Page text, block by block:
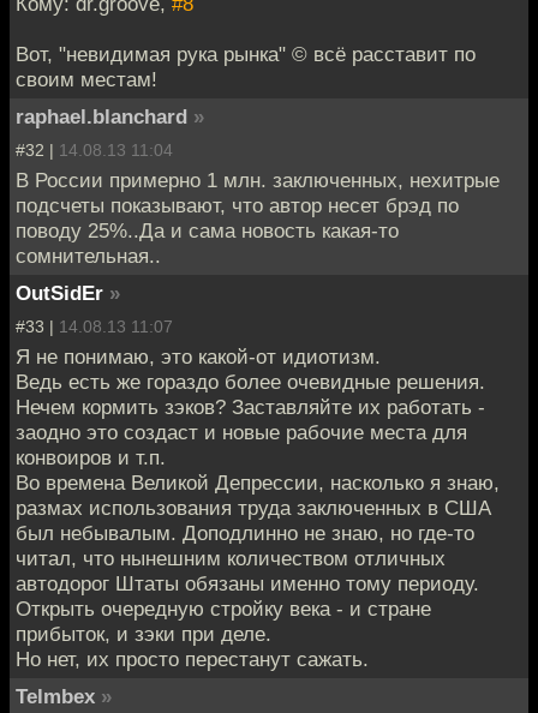
Вот, "невидимая рука рынка" © всё расставит по
своим местам!
raphael.blanchard »
#32 | 14.08.13 11:04
В России примерно 1 млн. заключенных, нехитрые
подсчеты показывают, что автор несет брэд по
поводу 25%..Да и сама новость какая-то
сомнительная..
OutSidEr »
#33 | 14.08.13 11:07
Я не понимаю, это какой-от идиотизм.
Ведь есть же гораздо более очевидные решения.
Нечем кормить зэков? Заставляйте их работать -
заодно это создаст и новые рабочие места для
конвоиров и т.п.
Во времена Великой Депрессии, насколько я знаю,
размах использования труда заключенных в США
был небывалым. Доподлинно не знаю, но где-то
читал, что нынешним количеством отличных
автодорог Штаты обязаны именно тому периоду.
Открыть очередную стройку века - и стране
прибыток, и зэки при деле.
Но нет, их просто перестанут сажать.
Telmbex »